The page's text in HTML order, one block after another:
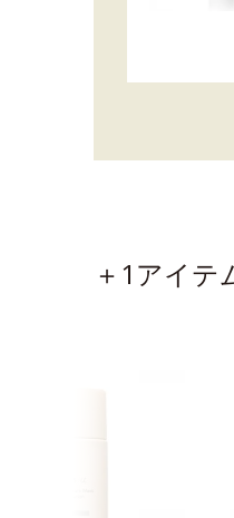
＋1アイテ